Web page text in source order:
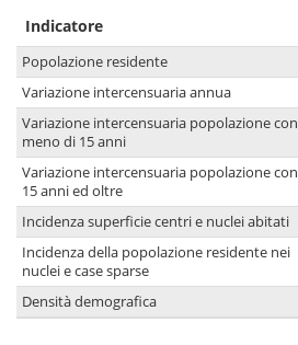
Indicatore
Popolazione residente
Variazione intercensuaria annua
Variazione intercensuaria popolazione con
meno di 15 anni
Variazione intercensuaria popolazione con
15 anni ed oltre
Incidenza superficie centri e nuclei abitati
Incidenza della popolazione residente nei
nuclei e case sparse
Densità demografica